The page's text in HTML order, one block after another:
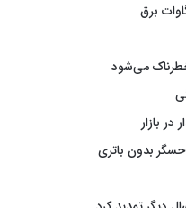
می‌شود
بازار
بدون باتری